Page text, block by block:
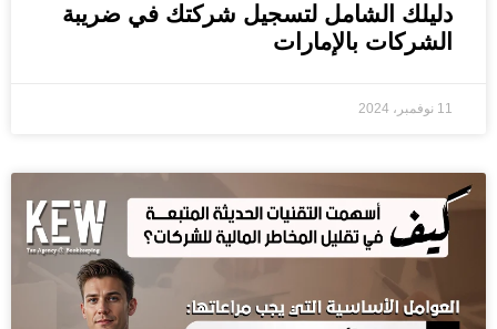
دليلك الشامل لتسجيل شركتك في ضريبة
الشركات بالإمارات
11 نوفمبر، 2024